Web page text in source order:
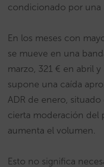
condicionado por una
En los meses con
se mueve en una
marzo, 321 € en abril
supone una caída
ADR de enero,
cierta moderación
aumenta el volumen.
Esto no significa